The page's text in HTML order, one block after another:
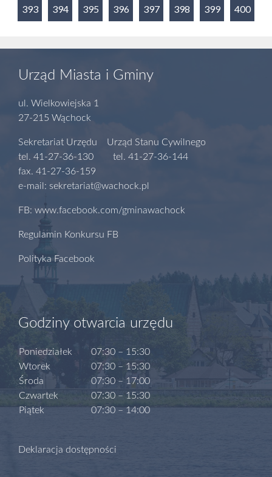
393 394 395 396 397 398 399 400
Urząd Miasta i Gminy
ul. Wielkowiejska 1
27-215 Wąchock
Sekretariat Urzędu Urząd Stanu Cywilnego
tel. 41-27-36-130 tel. 41-27-36-144
fax. 41-27-36-159
e-mail: sekretariat@wachock.pl
FB: www.facebook.com/gminawachock
Regulamin Konkursu FB
Polityka Facebook
Godziny otwarcia urzędu
Poniedziałek
Wtorek
Środa
Czwartek
Piątek
07:30 – 15:30
07:30 – 15:30
07:30 – 17:00
07:30 – 15:30
07:30 – 14:00
Deklaracja dostępności